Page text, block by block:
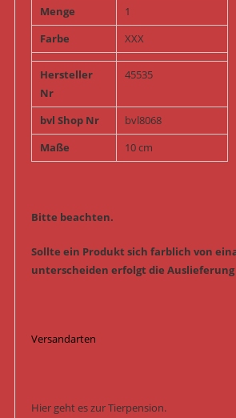
Menge
1
Farbe
XXX
Hersteller
Nr
45535
bvl Shop Nr
bvl8068
Maße
10 cm
Bitte beachten.
Sollte ein Produkt sich farblich von
unterscheiden erfolgt die
Versandarten
Hier geht es zur Tierpension.